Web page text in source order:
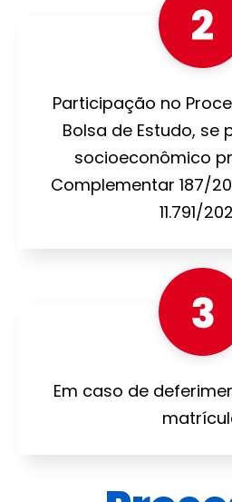
Participação no
Bolsa de Estudo, se
socioeconômico
Complementar 187/
11.791/
Em caso de